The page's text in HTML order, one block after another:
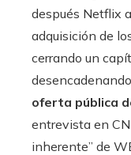
después Netflix
adquisición de
cerrando un
oferta pública
entrevista en
inherente” de